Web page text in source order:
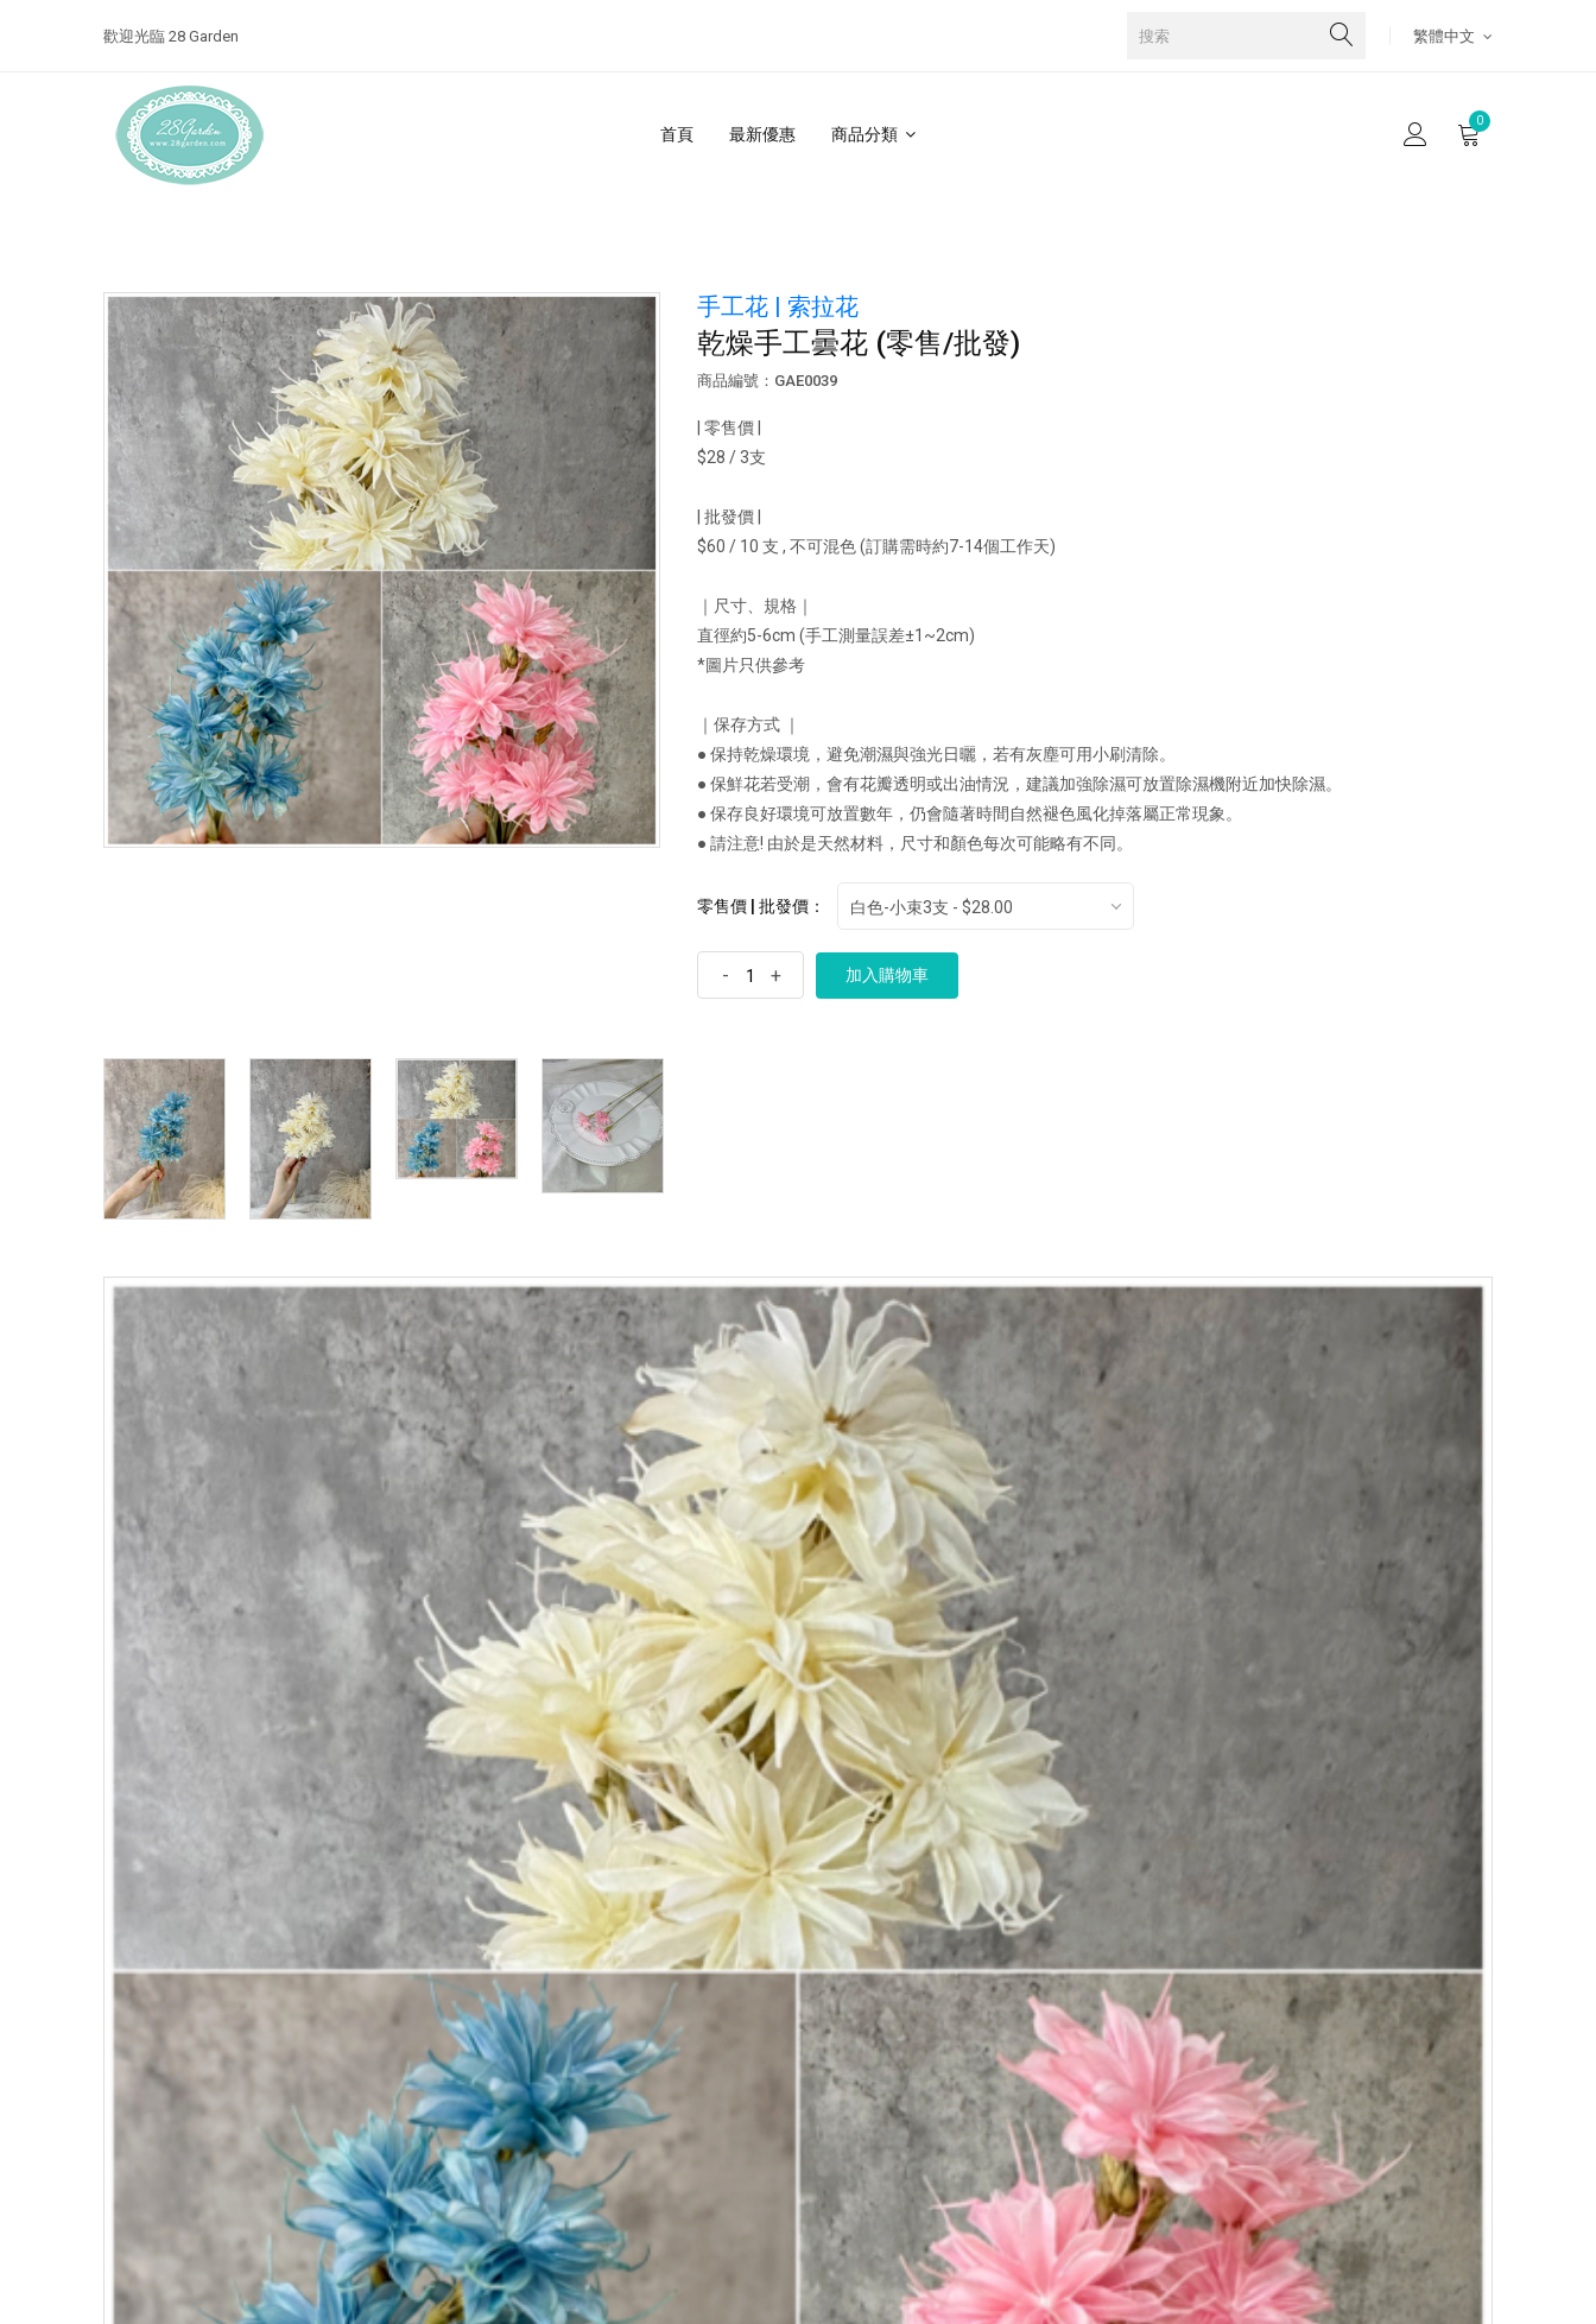
歡迎光臨 28 Garden 繁體中文
首頁 最新優惠 商品分類
0
手工花 | 索拉花
乾燥手工曇花 (零售/批發)
商品編號：GAE0039
| 零售價 |
$28 / 3支
| 批發價 |
$60 / 10 支 , 不可混色 (訂購需時約7-14個工作天)
｜尺寸、規格｜
直徑約5-6cm (手工測量誤差±1~2cm)
*圖片只供參考
｜保存方式 ｜
● 保持乾燥環境，避免潮濕與強光日曬，若有灰塵可用小刷清除。
● 保鮮花若受潮，會有花瓣透明或出油情況，建議加強除濕可放置除濕機附近加快除濕。
● 保存良好環境可放置數年，仍會隨著時間自然褪色風化掉落屬正常現象。
● 請注意! 由於是天然材料，尺寸和顏色每次可能略有不同。
零售價 | 批發價： 白色-小束3支 - $28.00
- + 加入購物車